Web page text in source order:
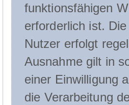
funktionsfähigen
erforderlich ist.
Nutzer erfolgt
Ausnahme gilt in
einer Einwilligung
die Verarbeitung